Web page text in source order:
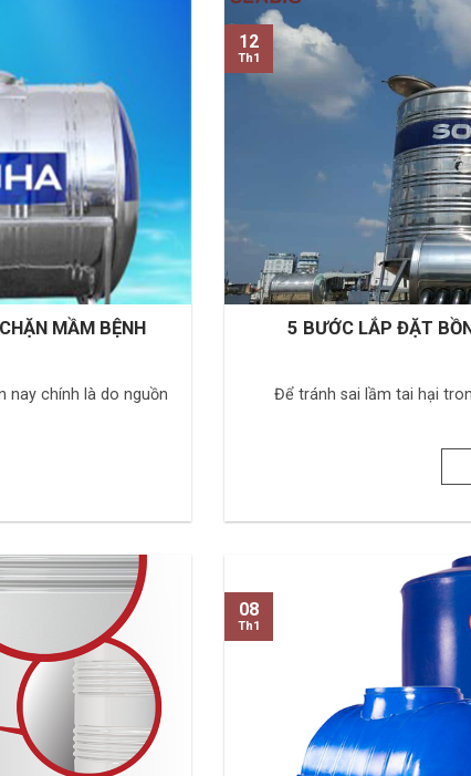
MẦM BỆNH
nay chính là do nguồn
5 BƯỚC LẮP ĐẶT
Để tránh sai lầm tai hại
12
Th1
08
Th1